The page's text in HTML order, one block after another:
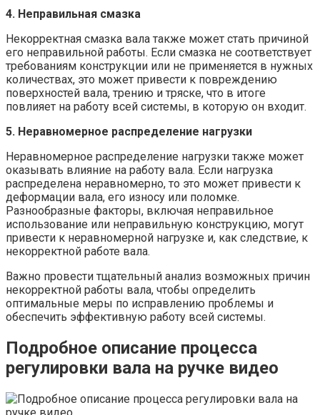
4. Неправильная смазка
Некорректная смазка вала также может стать причиной
его неправильной работы. Если смазка не соответствует
требованиям конструкции или не применяется в нужных
количествах, это может привести к повреждению
поверхностей вала, трению и тряске, что в итоге
повлияет на работу всей системы, в которую он входит.
5. Неравномерное распределение нагрузки
Неравномерное распределение нагрузки также может
оказывать влияние на работу вала. Если нагрузка
распределена неравномерно, то это может привести к
деформации вала, его износу или поломке.
Разнообразные факторы, включая неправильное
использование или неправильную конструкцию, могут
привести к неравномерной нагрузке и, как следствие, к
некорректной работе вала.
Важно провести тщательный анализ возможных причин
некорректной работы вала, чтобы определить
оптимальные меры по исправлению проблемы и
обеспечить эффективную работу всей системы.
Подробное описание процесса
регулировки вала на ручке видео